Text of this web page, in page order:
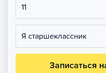
11
Я старшеклассник
Записаться